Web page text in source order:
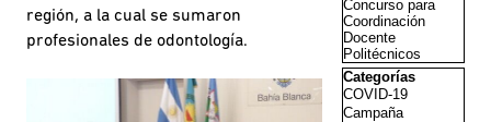
región, a la cual se sumaron
profesionales de odontología.
Concurso para
Coordinación
Docente
Politécnicos
Saltar el bloque
Categorías
COVID-19
Campaña